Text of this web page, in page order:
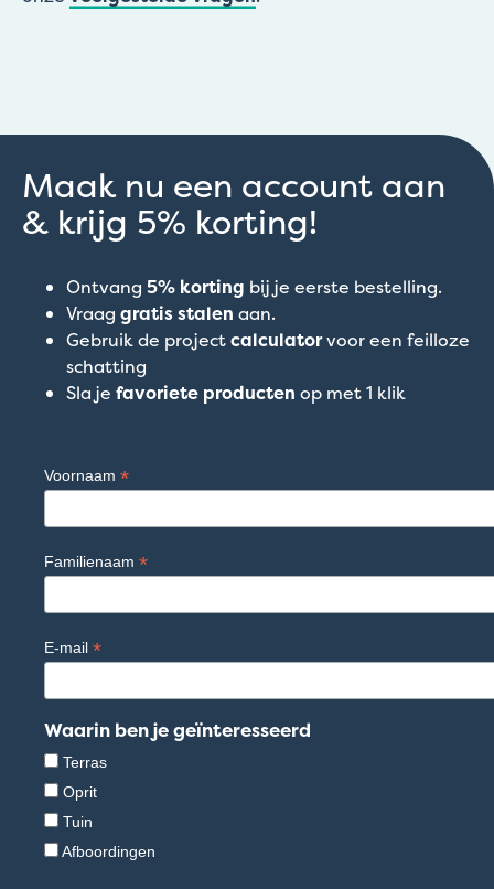
Maak nu een account aan
& krijg 5% korting!
Ontvang 5% korting bij je eerste bestelling.
Vraag gratis stalen aan.
Gebruik de projectcalculatorvoor een feilloze
schatting
Sla je favoriete producten op met 1 klik
Voornaam *
Familienaam *
E-mail *
Waarin ben je geïnteresseerd
Terras
Oprit
Tuin
Afboordingen